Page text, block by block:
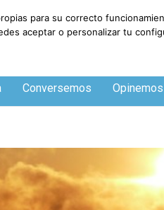
Conversemos Opinemos
para su correcto
aceptar o personalizar tu